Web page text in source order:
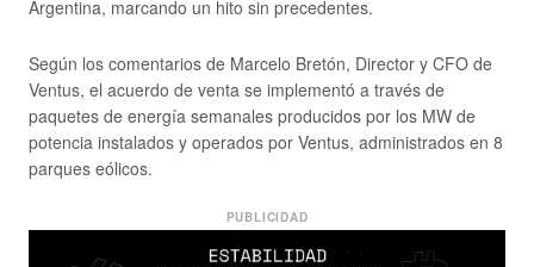
Argentina, marcando un hito sin precedentes.
Según los comentarios de Marcelo Bretón, Director y CFO de
Ventus, el acuerdo de venta se implementó a través de
paquetes de energía semanales producidos por los MW de
potencia instalados y operados por Ventus, administrados en 8
parques eólicos.
PUBLICIDAD